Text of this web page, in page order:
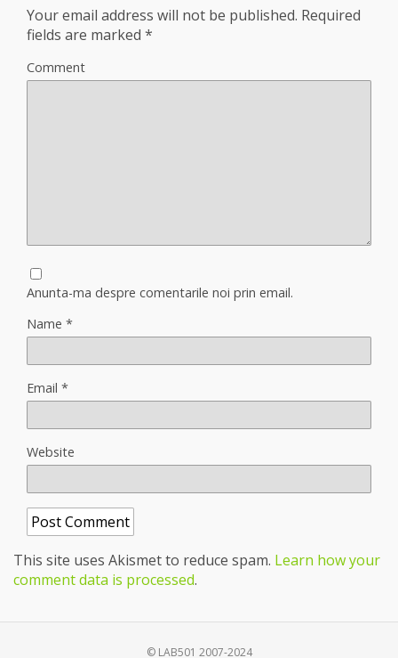
Your email address will not be published. Required
fields are marked *
Comment
Anunta-ma despre comentarile noi prin email.
Name *
Email *
Website
This site uses Akismet to reduce spam. Learn how your
comment data is processed.
© LAB501 2007-2024